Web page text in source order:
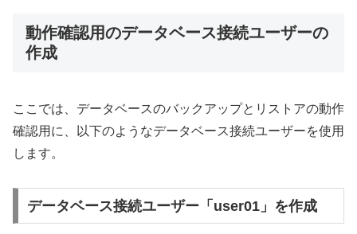
動作確認用のデータベース接続ユーザーの
作成
ここでは、データベースのバックアップとリストアの動作
確認用に、以下のようなデータベース接続ユーザーを使用
します。
データベース接続ユーザー「user01」を作成